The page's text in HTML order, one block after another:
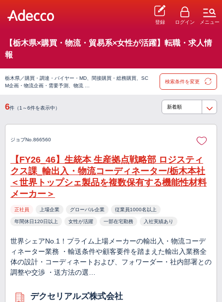
登録 ログイン メニュー
【栃木県×購買・物流・貿易系×女性が活躍】転職・求人情
報
栃木県／購買・調達・バイヤー・MD、間接購買・総務購買、SC
M企画・物流企画・需要予測、物流 …
検索条件を変更
6件（1～6件を表示中）
ジョブNo.866560
【FY26_46】生統本 生産拠点戦略部 ロジスティ
クス課_輸出入・物流コーディネーター/栃木本社
＜世界トップシェ製品を複数保有する機能性材料
メーカー＞
正社員 上場企業 グローバル企業 従業員1000名以上
年間休日120日以上 女性が活躍 一部在宅勤務 入社実績あり
世界シェアNo.1！プライム上場メーカーの輸出入・物流コーデ
ィネーター業務 ・輸送条件や顧客要件を踏まえた輸出入業務全
体の設計・コーディネートおよび、フォワーダー・社内部署との
調整や交渉 ・送方法の選…
デクセリアルズ株式会社